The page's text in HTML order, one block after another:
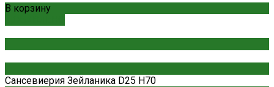
В корзину
Сансевиерия Зейланика D25 H70